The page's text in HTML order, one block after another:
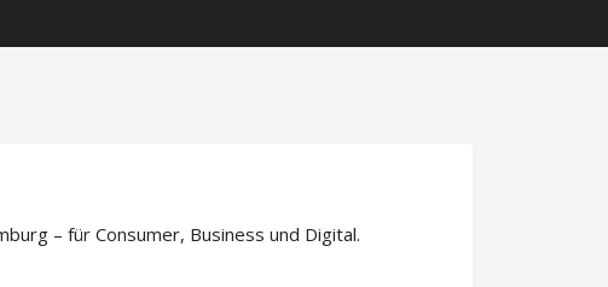
– für Consumer, Business und Digital.